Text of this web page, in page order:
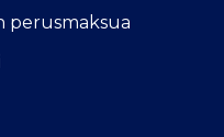
perusmaksua